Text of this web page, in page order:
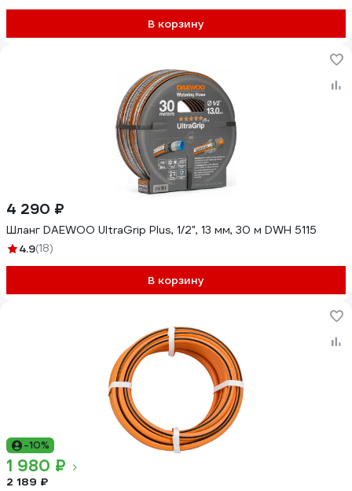
В корзину
4 290 ₽
Шланг DAEWOO UltraGrip Plus, 1/2", 13 мм, 30 м DWH 5115
4.9(18)
В корзину
-10%
1 980 ₽
2 189 ₽